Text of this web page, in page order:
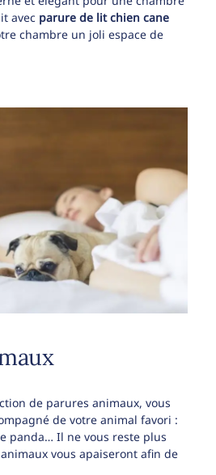
avec parure de lit chien cane
chambre un joli espace de
de parures animaux, vous
de votre animal favori :
panda… Il ne vous reste plus
animaux vous apaiseront afin de